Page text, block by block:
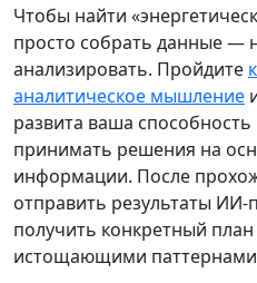
Чтобы найти
просто собрать данные —
анализировать. Пройдите
аналитическое мышление
развита ваша
принимать решения на
информации. После
отправить результаты ИИ-
получить конкретный
истощающими